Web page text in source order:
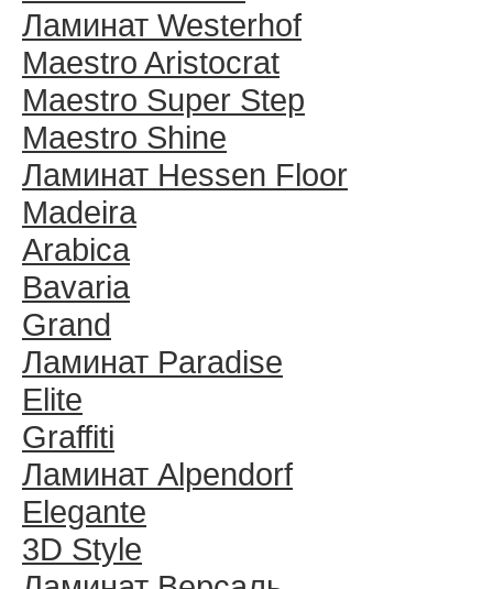
Ламинат Westerhof
Maestro Aristocrat
Maestro Super Step
Maestro Shine
Ламинат Hessen Floor
Madeira
Arabica
Bavaria
Grand
Ламинат Paradise
Elite
Graffiti
Ламинат Alpendorf
Elegante
3D Style